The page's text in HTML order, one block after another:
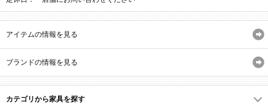
アイテムの情報を見る
ブランドの情報を見る
カテゴリから家具を探す